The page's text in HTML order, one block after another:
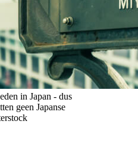
in Japan - dus
geen Japanse